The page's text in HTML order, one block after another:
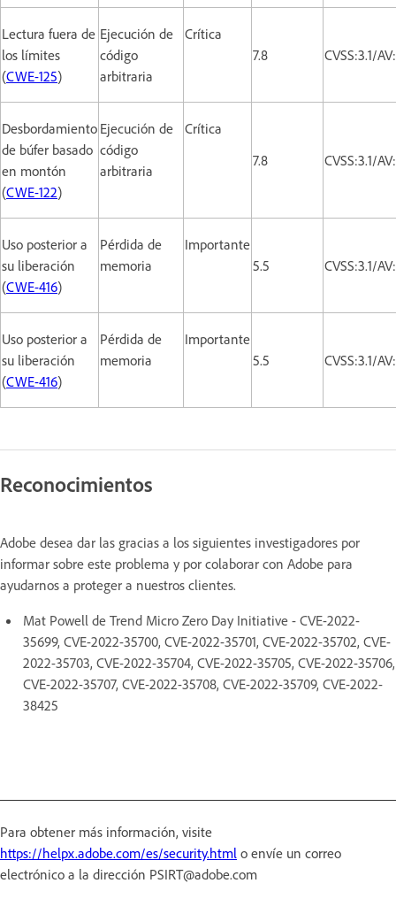
Lectura fuera de
los límites
(CWE-125)
Ejecución de
código
arbitraria
Crítica
7.8
CVSS:3.1/
Desbordamiento
de búfer basado
en montón
(CWE-122)
Ejecución de
código
arbitraria
Crítica
7.8
CVSS:3.1/
Uso posterior a
su liberación
(CWE-416)
Pérdida de
memoria
Importante
5.5
CVSS:3.1/
Uso posterior a
su liberación
(CWE-416)
Pérdida de
memoria
Importante
5.5
CVSS:3.1/
Reconocimientos
Adobe desea dar las gracias a los siguientes investigadores por
informar sobre este problema y por colaborar con Adobe para
ayudarnos a proteger a nuestros clientes.
Mat Powell de Trend Micro Zero Day Initiative - CVE-2022-
35699, CVE-2022-35700, CVE-2022-35701, CVE-2022-35702, CVE-
2022-35703, CVE-2022-35704, CVE-2022-35705, CVE-2022-35706,
CVE-2022-35707, CVE-2022-35708, CVE-2022-35709, CVE-2022-
38425
Para obtener más información, visite
https://helpx.adobe.com/es/security.html o envíe un correo
electrónico a la dirección PSIRT@adobe.com